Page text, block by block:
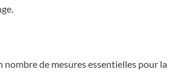
nombre de mesures essentielles pour la